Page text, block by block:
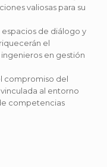
valiosas para su
de diálogo y
el
en gestión
compromiso del
al entorno
competencias